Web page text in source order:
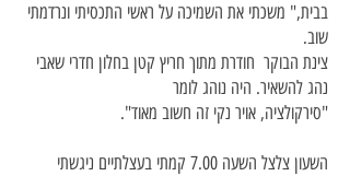
בבית," משכתי את השמיכה על ראשי התכסיתי ונרדמתי
שוב.
צינת הבוקר חודרת מתוך חריץ קטן בחלון חדרי שאבי
נהג להשאיר. היה נוהג לומר
"סירקולציה, אויר נקי זה חשוב מאוד".
השעון צלצל השעה 7.00 קמתי בעצלתיים ניגשתי